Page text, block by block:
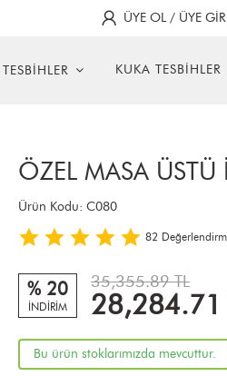
ÜYE OL / ÜYE
KUKA TESBİHLER
ÖZEL MASA ÜSTÜ
Ürün Kodu: C080
82
% 20
İNDİRİM
35,355.89 TL
28,284.71
Bu ürün stoklarımızda mevcuttur.